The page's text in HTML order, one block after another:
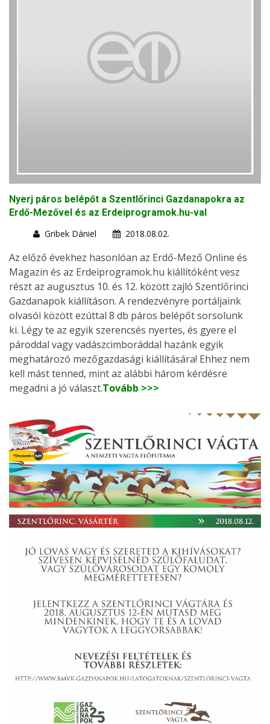
Nyerj páros belépőt a Szentlőrinci Gazdanapokra az
Erdő-Mezővel és az Erdeiprogramok.hu-val
Gribek Dániel
2018.08.02.
Az előző évekhez hasonlóan az Erdő-Mező Online és
Magazin és az Erdeiprogramok.hu kiállítóként vesz
részt az augusztus 10. és 12. között zajló Szentlőrinci
Gazdanapok kiállításon. A rendezvényre portáljaink
olvasói között ezúttal 8 db páros belépőt sorsolunk
ki. Légy te az egyik szerencsés nyertes, és gyere el
pároddal vagy vadászcimboráddal hazánk egyik
meghatározó mezőgazdasági kiállítására! Ehhez nem
kell mást tenned, mint az alábbi három kérdésre
megadni a jó választ.Tovább >>>